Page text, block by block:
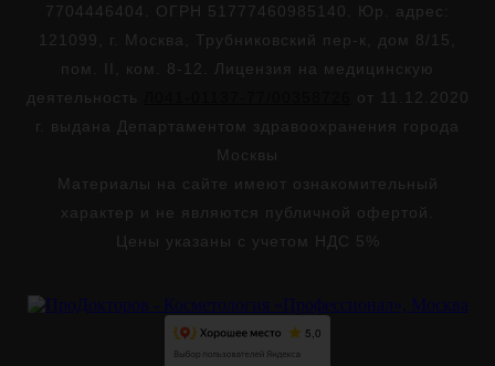
7704446404. ОГРН 51777460985140. Юр. адрес:
121099, г. Москва, Трубниковский пер-к, дом 8/15,
пом. II, ком. 8-12. Лицензия на медицинскую
деятельность
от 11.12.2020
г. выдана Департаментом здравоохранения города
Москвы
Материалы на сайте имеют ознакомительный
характер и не являются публичной офертой.
Цены указаны с учетом НДС 5%